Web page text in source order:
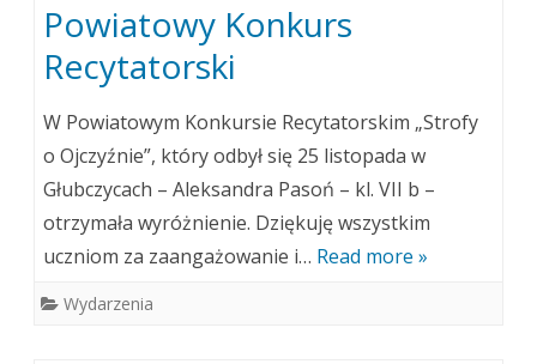
Powiatowy Konkurs
Recytatorski
W Powiatowym Konkursie Recytatorskim „Strofy
o Ojczyźnie”, który odbył się 25 listopada w
Głubczycach – Aleksandra Pasoń – kl. VII b –
otrzymała wyróżnienie. Dziękuję wszystkim
uczniom za zaangażowanie i… Read more »
Wydarzenia